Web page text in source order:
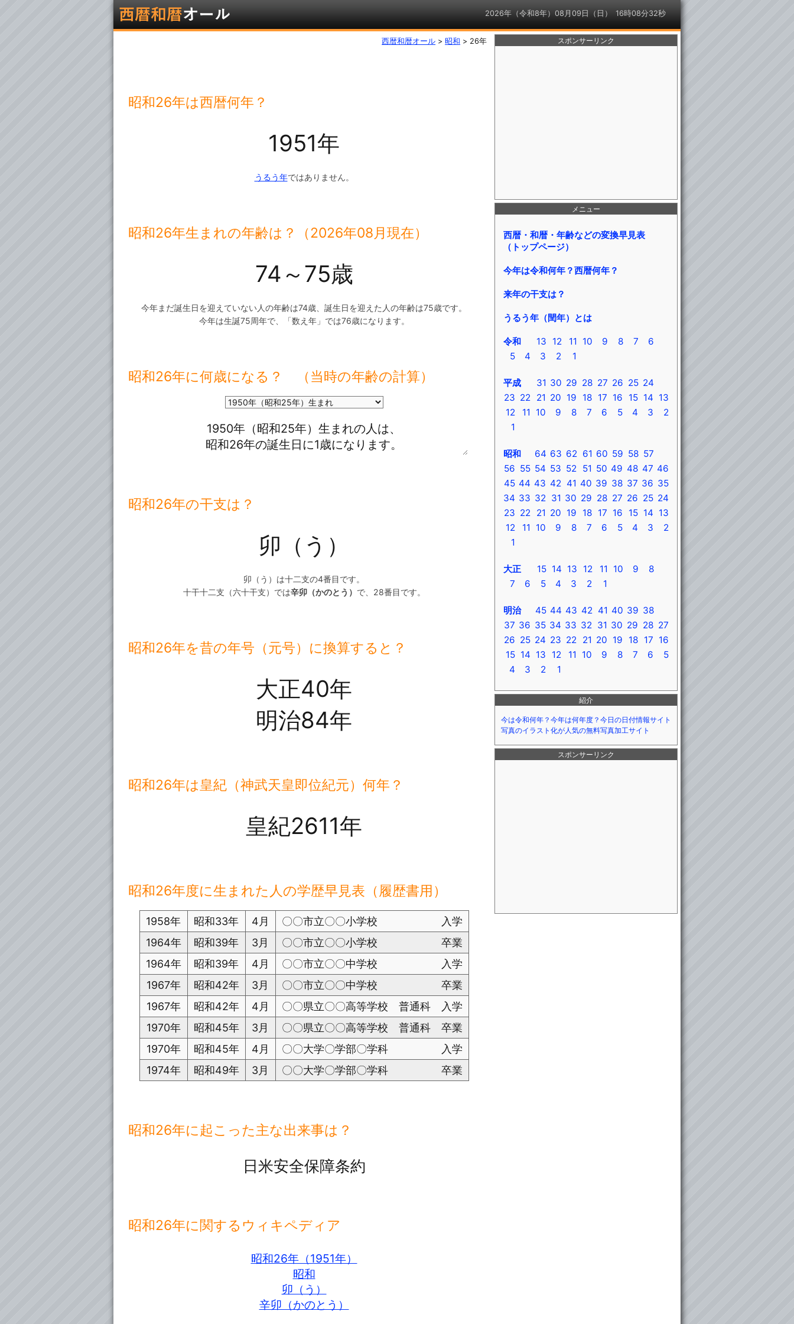
2026年（令和8年）08月09日（日）
スポンサーリンク
西暦和暦オール > 昭和 > 26年
昭和26年は西暦何年？
1951年
うるう年ではありません。
昭和26年生まれの年齢は？（2026年08月現在）
74～75歳
今年まだ誕生日を迎えていない人の年齢は74歳、誕生日を迎えた人の年齢は75歳です。
今年は生誕75周年で、「数え年」では76歳になります。
昭和26年に何歳になる？ （当時の年齢の計算）
昭和26年の干支は？
卯（う）
卯（う）は十二支の4番目です。
十干十二支（六十干支）では辛卯（かのとう） で、28番目です。
昭和26年を昔の年号（元号）に換算すると？
大正40年
明治84年
昭和26年は皇紀（神武天皇即位紀元）何年？
皇紀2611年
昭和26年度に生まれた人の学歴早見表（履歴書用）
1958年 昭和33年 4月
〇〇市立〇〇小学校 入学
1964年
昭和39年 3月
〇〇市立〇〇小学校 卒業
1964年
昭和39年 4月
〇〇市立〇〇中学校 入学
1967年
昭和42年 3月
〇〇市立〇〇中学校 卒業
1967年
昭和42年 4月
〇〇県立〇〇高等学校 普通科 入学
1970年
昭和45年 3月
〇〇県立〇〇高等学校 普通科 卒業
1970年
昭和45年 4月
〇〇大学〇学部〇学科 入学
1974年
昭和49年 3月 〇〇大学〇学部〇学科 卒業
昭和26年に起こった主な出来事は？
日米安全保障条約
昭和26年に関するウィキペディア
昭和26年（1951年）
昭和
卯（う）
辛卯（かのとう）
メニュー
西暦・和暦・年齢などの変換早見表
（トップページ）
今年は令和何年？西暦何年？
来年の干支は？
うるう年（閏年）とは
令和 13 12 11 10 9 8 7
6
5
4 3 2 1
平成 31 30 29 28 27 26 25 24
23 22 21 20 19 18 17 16 15 14 13
12
11 10 9 8 7 6 5 4 3
2
1
昭和 64 63 62 61 60 59 58 57
56 55 54 53 52 51 50 49 48 47 46
45 44 43 42 41 40 39 38 37 36 35
34 33 32 31 30 29 28 27 26 25 24
23 22 21 20 19 18 17 16 15 14 13
12
11 10 9 8 7 6 5 4 3
2
1
大正 15 14 13 12 11 10 9
8
7
6 5 4 3 2 1
明治 45 44 43 42 41 40 39 38
37 36 35 34 33 32 31 30 29 28 27
26 25 24 23 22 21 20 19 18 17 16
15 14 13 12 11 10 9 8 7 6
5
4
3 2 1
紹介
今は令和何年？今年は何年度？今日の日付情報サイト
写真のイラスト化が人気の無料写真加工サイト
スポンサーリンク